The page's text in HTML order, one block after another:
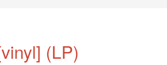
(LP)